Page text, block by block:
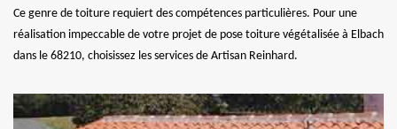
Ce genre de toiture requiert des compétences particulières. Pour une
réalisation impeccable de votre projet de pose toiture végétalisée à Elbach
dans le 68210, choisissez les services de Artisan Reinhard.